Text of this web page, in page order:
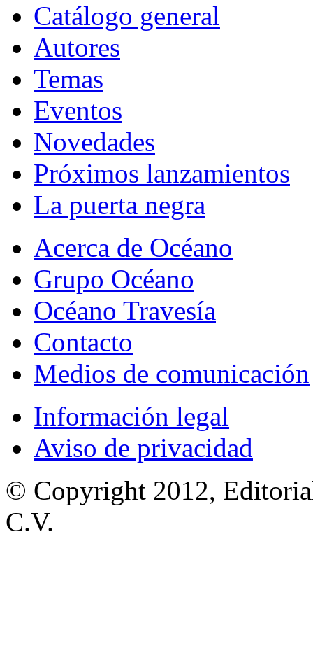
Catálogo general
Autores
Temas
Eventos
Novedades
Próximos lanzamientos
La puerta negra
Acerca de Océano
Grupo Océano
Océano Travesía
Contacto
Medios de comunicación
Información legal
Aviso de privacidad
© Copyright 2012,
C.V.